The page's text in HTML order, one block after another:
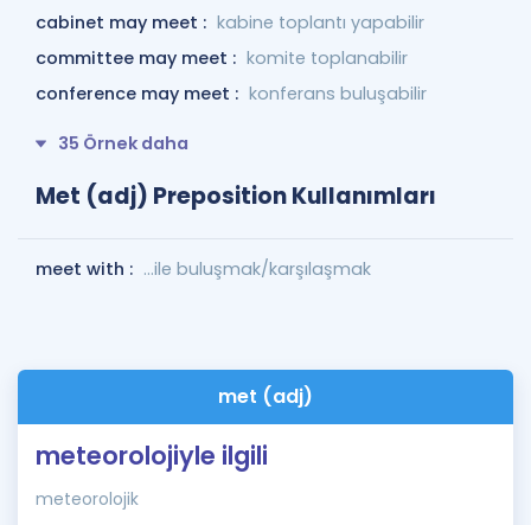
cabinet may meet : kabine toplantı yapabilir
committee may meet : komite toplanabilir
conference may meet : konferans buluşabilir
35 Örnek daha
Met (adj) Preposition Kullanımları
meet with : ...ile buluşmak/karşılaşmak
met (adj)
meteorolojiyle ilgili
meteorolojik